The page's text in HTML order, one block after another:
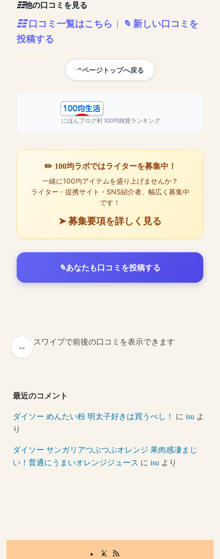
他の口コミを見る
口コミ一覧はこちら
新しい口コミを
投稿する
ページトップへ戻る
にほんブログ村100均雑貨ランキング
✏️ 100均ラボではライターを募集中！
一緒に100均アイテムを盛り上げませんか？
ライター・提携サイト・SNS紹介者、幅広く募集中
です！
➤ 募集要項を詳しく見る
あなたも口コミを投稿する
スワイプで前後の口コミを表示できます
最近のコメント
ダイソー めんたい粉 明太子好きは買うべし！ にisu よ
り
ダイソー サンガリアつぶつぶオレンジ 果肉感凄まじ
い！普通にうまいオレンジジュース にisu より